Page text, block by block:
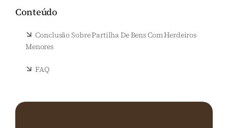
Conteúdo
Conclusão Sobre Partilha De Bens Com Herdeiros
Menores
FAQ